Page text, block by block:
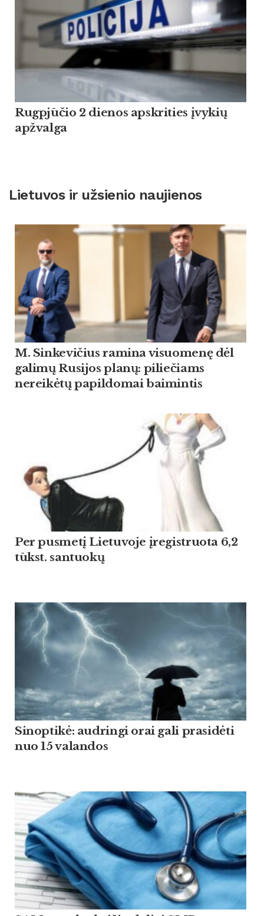
Rugpjūčio 2 dienos apskrities įvykių
apžvalga
Lietuvos ir užsienio naujienos
M. Sinkevičius ramina visuomenę dėl
galimų Rusijos planų: piliečiams
nereikėtų papildomai baimintis
Per pusmetį Lietuvoje įregistruota 6,2
tūkst. santuokų
Sinoptikė: audringi orai gali prasidėti
nuo 15 valandos